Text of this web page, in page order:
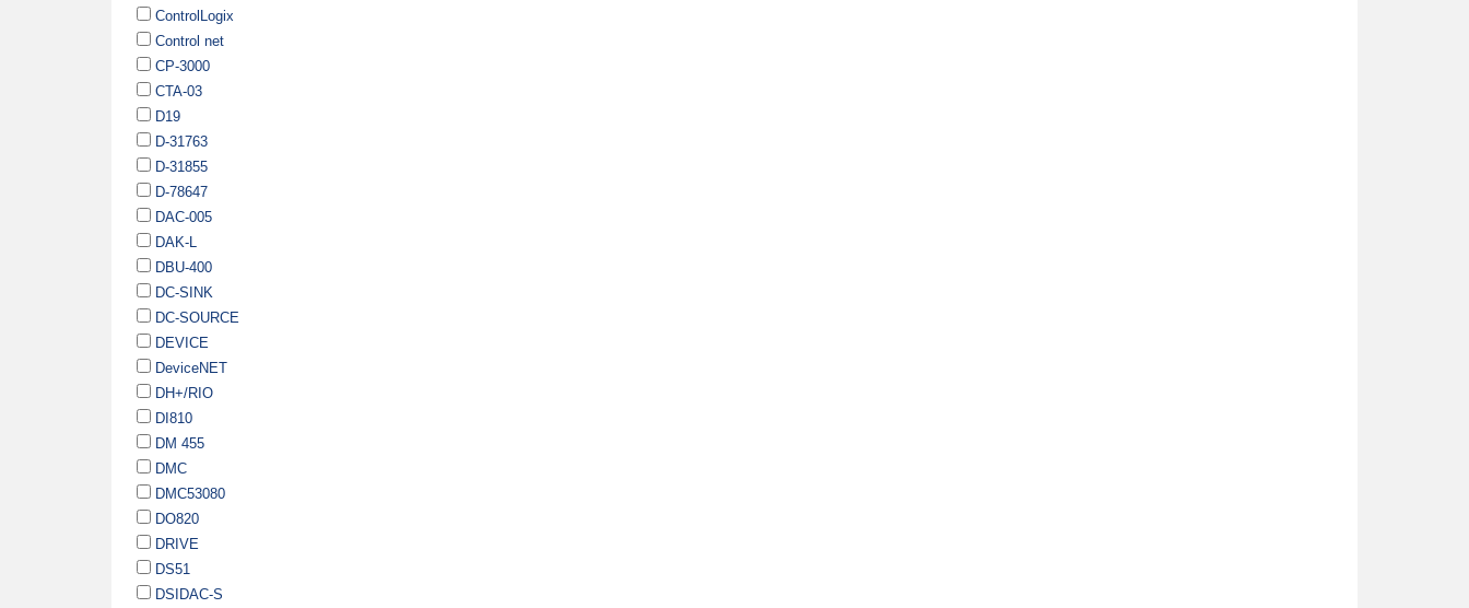
ControlLogix
Control net
CP-3000
CTA-03
D19
D-31763
D-31855
D-78647
DAC-005
DAK-L
DBU-400
DC-SINK
DC-SOURCE
DEVICE
DeviceNET
DH+/RIO
DI810
DM 455
DMC
DMC53080
DO820
DRIVE
DS51
DSIDAC-S